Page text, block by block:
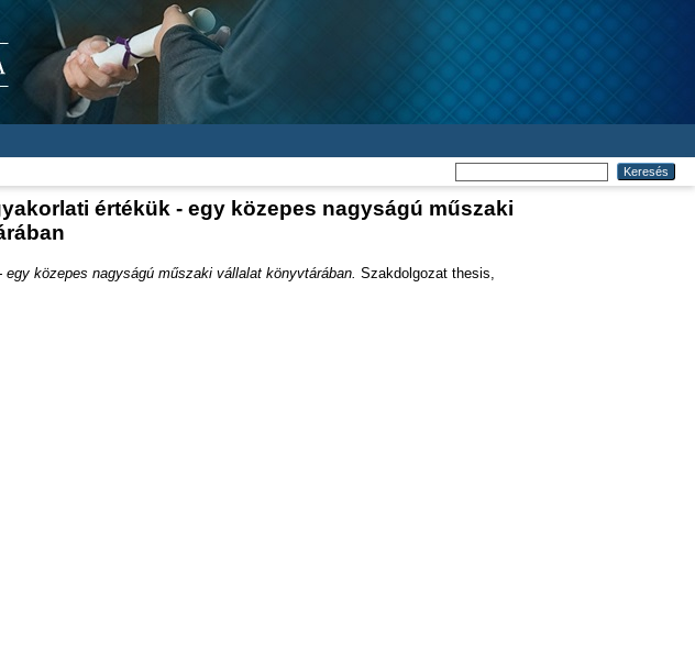
értékük - egy közepes nagyságú műszaki
közepes nagyságú műszaki vállalat könyvtárában. Szakdolgozat thesis,